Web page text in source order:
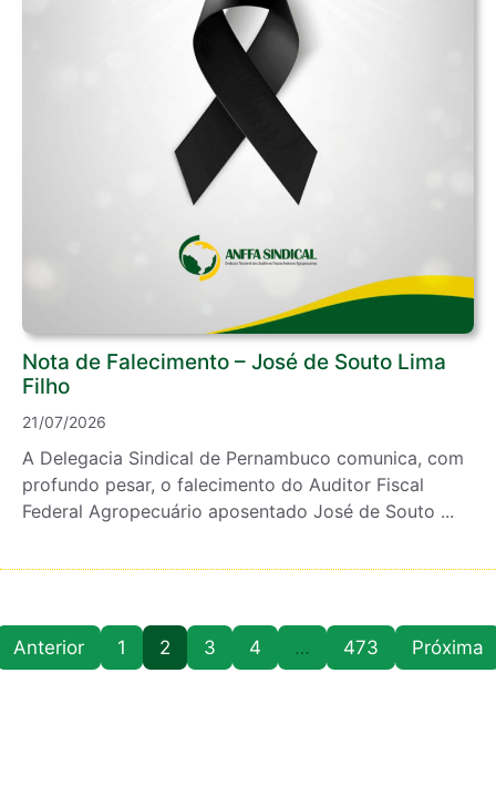
Nota de Falecimento – José de Souto Lima
Filho
21/07/2026
A Delegacia Sindical de Pernambuco comunica, com
profundo pesar, o falecimento do Auditor Fiscal
Federal Agropecuário aposentado José de Souto ...
Anterior 1 2 3 4 … 473 Próxima